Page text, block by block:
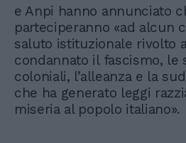
e Anpi hanno annunciato
parteciperanno «ad alcun
saluto istituzionale rivolto
condannato il fascismo, le
coloniali, l’alleanza e la
che ha generato leggi
miseria al popolo italiano».